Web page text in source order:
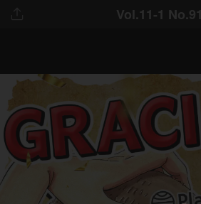
Vol.11-1 No.91